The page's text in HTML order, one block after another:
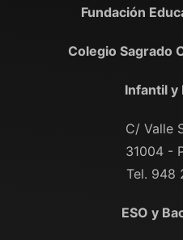
Fundación
Colegio Sagrado
Infantil y
C/ Valle
31004 -
Tel. 948
ESO y